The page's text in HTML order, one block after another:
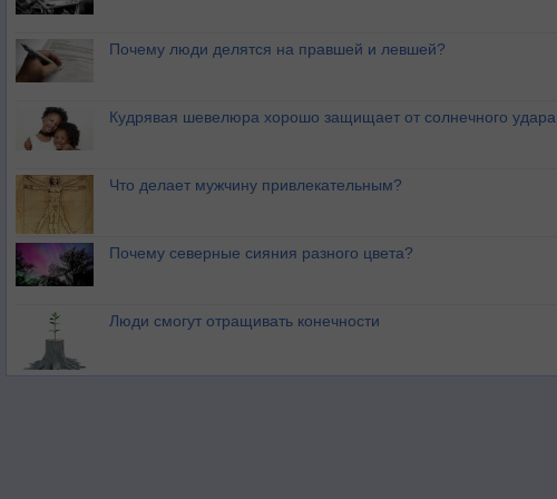
Почему люди делятся на правшей и левшей?
Кудрявая шевелюра хорошо защищает от солнечного удара
Что делает мужчину привлекательным?
Почему северные сияния разного цвета?
Люди смогут отращивать конечности